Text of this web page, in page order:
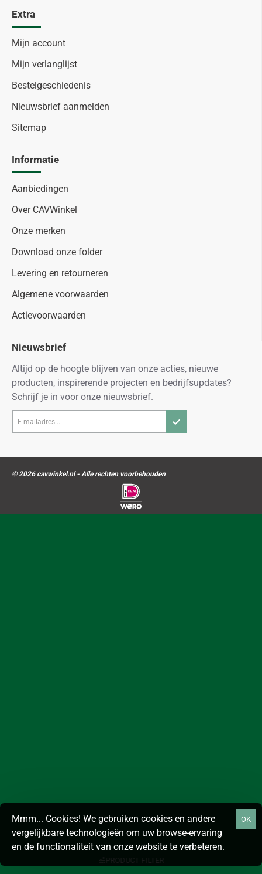
Mmm... Cookies! We gebruiken cookies en andere
vergelijkbare technologieën om uw browse-ervaring
en de functionaliteit van onze website te verbeteren.
OK
Extra
Mijn account
Mijn verlanglijst
Bestelgeschiedenis
Nieuwsbrief aanmelden
Sitemap
Informatie
Aanbiedingen
Over CAVWinkel
Onze merken
Download onze folder
Levering en retourneren
Algemene voorwaarden
Actievoorwaarden
Nieuwsbrief
Altijd op de hoogte blijven van onze acties, nieuwe
producten, inspirerende projecten en bedrijfsupdates?
Schrijf je in voor onze nieuwsbrief.
mailadres...
© 2026 cavwinkel.nl - Alle rechten voorbehouden
PRODUCT FILTER